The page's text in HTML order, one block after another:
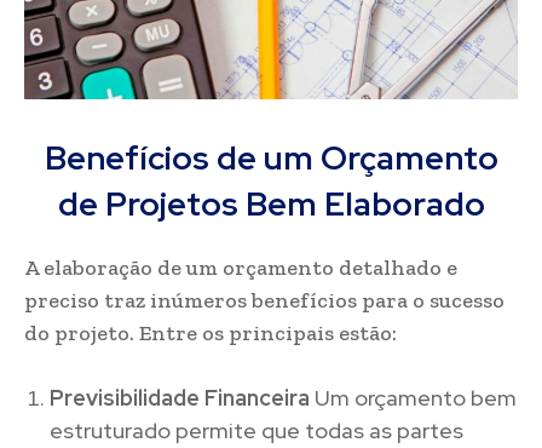
Benefícios de um Orçamento
de Projetos Bem Elaborado
A elaboração de um orçamento detalhado e
preciso traz inúmeros benefícios para o sucesso
do projeto. Entre os principais estão:
Previsibilidade Financeira Um orçamento bem
estruturado permite que todas as partes